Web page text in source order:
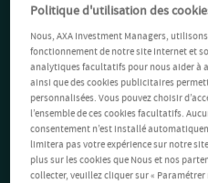
Politique d'utilisation des
Nous, AXA Investment Managers,
fonctionnement de notre site Internet et
analytiques facultatifs pour nous aider à
ainsi que des cookies publicitaires
personnalisées. Vous pouvez choisir
l’ensemble de ces cookies facultatifs.
consentement n’est installé
limitera pas votre expérience sur notre
plus sur les cookies que Nous et nos
collecter, veuillez cliquer sur « Paramétrer